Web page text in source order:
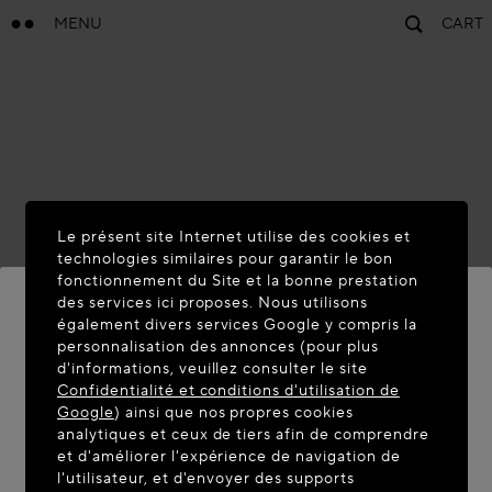
MENU CART
BIENVENUE SUR MAISON-
ALAIA.COM
Vous semblez être dans le pays suivant : United
States. Souhaitez-vous mettre à jour votre
localisation ?
Le présent site Internet utilise des cookies et
technologies similaires pour garantir le bon
fonctionnement du Site et la bonne prestation
des services ici proposes. Nous utilisons
également divers services Google y compris la
personnalisation des annonces (pour plus
d'informations, veuillez consulter le site
Confidentialité et conditions d'utilisation de
Google) ainsi que nos propres cookies
analytiques et ceux de tiers afin de comprendre
et d'améliorer l'expérience de navigation de
l'utilisateur, et d'envoyer des supports